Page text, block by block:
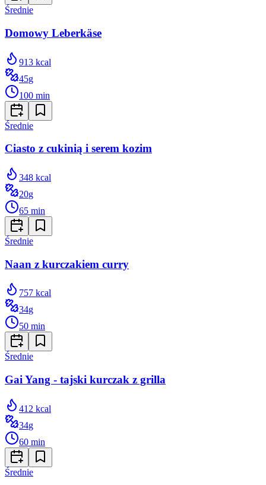
Średnie
Domowy Leberkäse
913 kcal
45g
100 min
Średnie
Ciasto z cukinią i serem kozim
348 kcal
20g
65 min
Średnie
Naan z kurczakiem curry
757 kcal
34g
50 min
Średnie
Gai Yang - tajski kurczak z grilla
412 kcal
34g
60 min
Średnie